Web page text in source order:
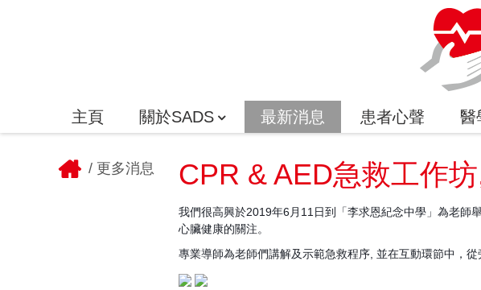
主頁 關於SADS 最新消息 患者心聲 醫
/ 更多消息 CPR & AED急救工作
我們很高興於2019年6月11日到「李求恩紀念中學」為老師
心臟健康的關注。
專業導師為老師們講解及示範急救程序, 並在互動環節中，